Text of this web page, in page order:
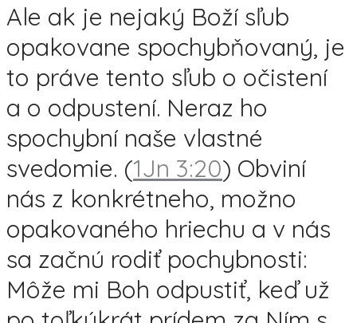
Ale ak je nejaký Boží sľub
opakovane spochybňovaný, je
to práve tento sľub o očistení
a o odpustení. Neraz ho
spochybní naše vlastné
svedomie. (1Jn 3:20) Obviní
nás z konkrétneho, možno
opakovaného hriechu a v nás
sa začnú rodiť pochybnosti:
Môže mi Boh odpustiť, keď už